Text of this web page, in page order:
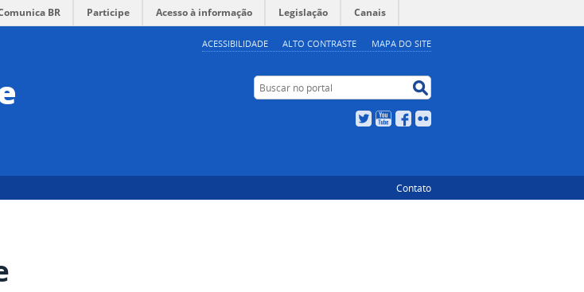
ACESSIBILIDADE ALTO CONTRASTE MAPA DO SITE
BR Participe Acesso à informação Legislação Canais
Buscar no portal
TwitterYouTubeFacebook
Contato